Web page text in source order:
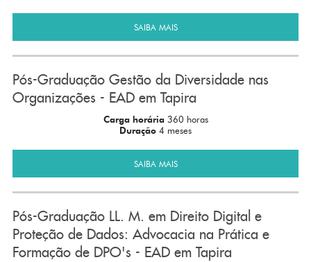
SAIBA MAIS
Pós-Graduação Gestão da Diversidade nas
Organizações - EAD em Tapira
Carga horária 360 horas
Duração 4 meses
SAIBA MAIS
Pós-Graduação LL. M. em Direito Digital e
Proteção de Dados: Advocacia na Prática e
Formação de DPO's - EAD em Tapira